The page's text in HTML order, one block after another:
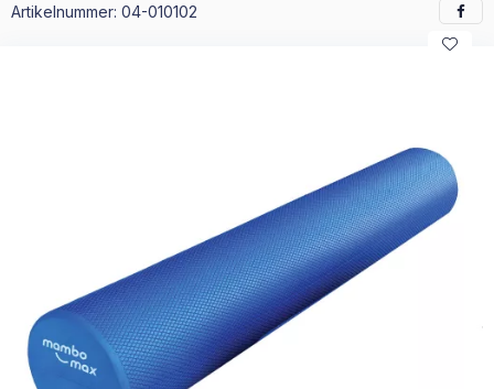
Artikelnummer: 04-010102